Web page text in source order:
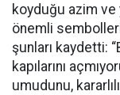
koyduğu azim ve
önemli
şunları kaydetti:
kapılarını
umudunu,